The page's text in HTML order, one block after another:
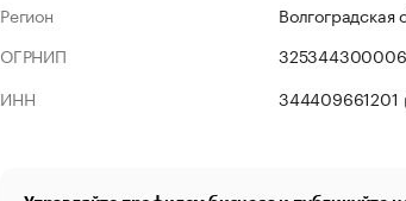
Регион
Волгоградская
ОГРНИП
ИНН
344409661201